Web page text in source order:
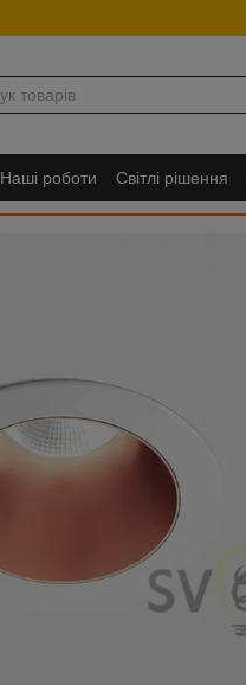
Наші роботи Світлі рішення